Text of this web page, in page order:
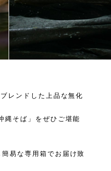
レンドした上品な無化
縄そば」をぜひご堪能
易な専用箱でお届け致